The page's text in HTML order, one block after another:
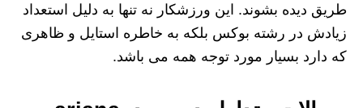
طریق دیده بشوند. این ورزشکار نه تنها به دلیل استعداد
زیادش در رشته بوکس بلکه به خاطره استایل و ظاهری
که دارد بسیار مورد توجه همه می باشد.